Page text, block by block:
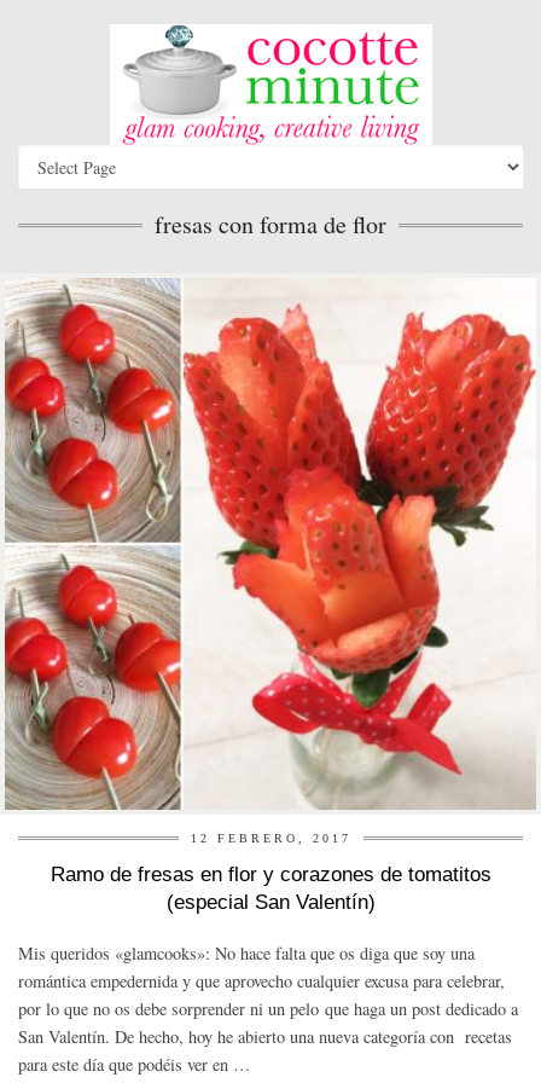
fresas con forma de flor
12 FEBRERO, 2017
Ramo de fresas en flor y corazones de tomatitos
(especial San Valentín)
Mis queridos «glamcooks»: No hace falta que os diga que soy una
romántica empedernida y que aprovecho cualquier excusa para celebrar,
por lo que no os debe sorprender ni un pelo que haga un post dedicado a
San Valentín. De hecho, hoy he abierto una nueva categoría con recetas
para este día que podéis ver en …